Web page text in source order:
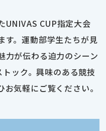
UNIVAS CUP指定大会
す。運動部学生たちが見
力が伝わる迫力のシーン
ック。興味のある競技
気軽にご覧ください。